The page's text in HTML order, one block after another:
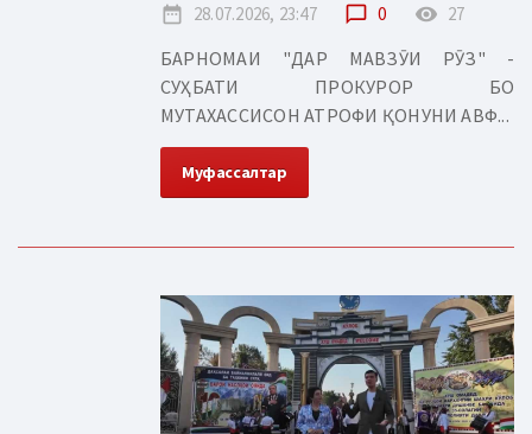
date_range 28.07.2026, 23:47 chat_bubble_outline 0 remove_red_eye 27
БАРНОМАИ "ДАР МАВЗӮИ РӮЗ" -
СУҲБАТИ ПРОКУРОР БО
МУТАХАССИСОН АТРОФИ ҚОНУНИ АВФ...
Муфассалтар